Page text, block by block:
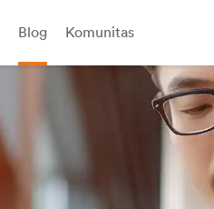
Blog Komunitas